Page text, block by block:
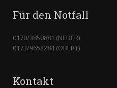
Für den Notfall
0170/3850881 (NEDER)
0173/9652284 (OBERT)
Kontakt